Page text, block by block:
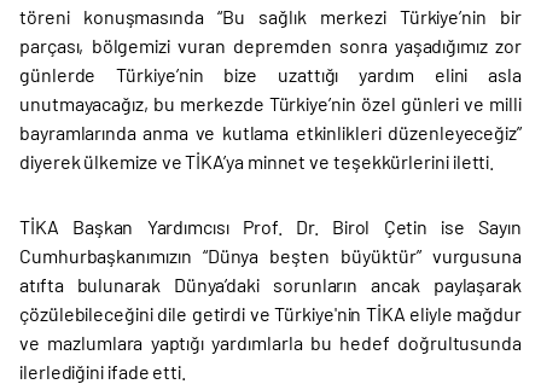
töreni konuşmasında “Bu sağlık merkezi Türkiye’nin bir
parçası, bölgemizi vuran depremden sonra yaşadığımız zor
günlerde Türkiye’nin bize uzattığı yardım elini asla
unutmayacağız, bu merkezde Türkiye’nin özel günleri ve milli
bayramlarında anma ve kutlama etkinlikleri düzenleyeceğiz”
diyerek ülkemize ve TİKA’ya minnet ve teşekkürlerini iletti.
TİKA Başkan Yardımcısı Prof. Dr. Birol Çetin ise Sayın
Cumhurbaşkanımızın “Dünya beşten büyüktür” vurgusuna
atıfta bulunarak Dünya’daki sorunların ancak paylaşarak
çözülebileceğini dile getirdi ve Türkiye'nin TİKA eliyle mağdur
ve mazlumlara yaptığı yardımlarla bu hedef doğrultusunda
ilerlediğini ifade etti.